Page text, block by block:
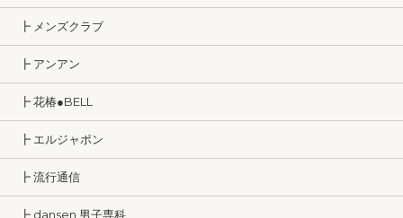
┣ メンズクラブ
┣ アンアン
┣ 花椿●BELL
┣ エルジャポン
┣ 流行通信
┣ dansen 男子専科